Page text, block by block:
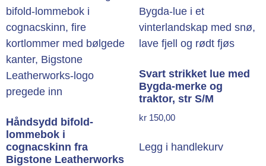
Håndsydd bifold-
lommebok i
cognacskinn fra
Bigstone Leatherworks
Svart strikket lue med
Bygda-merke og
traktor, str S/M
kr 150,00
Legg i handlekurv